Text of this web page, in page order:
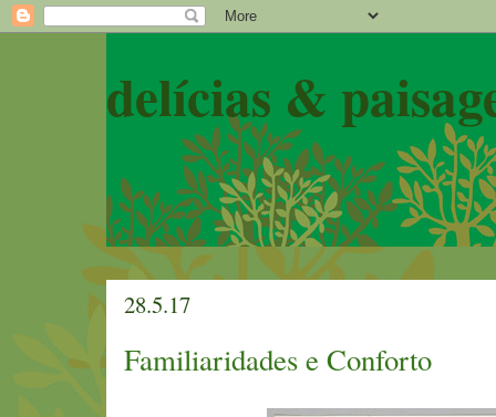
delícias &
28.5.17
Familiaridades e Conforto